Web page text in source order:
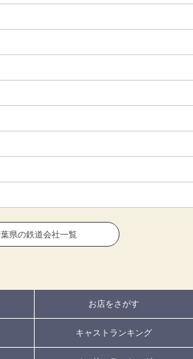
県の鉄道会社一覧
お店をさがす
キャストランキング